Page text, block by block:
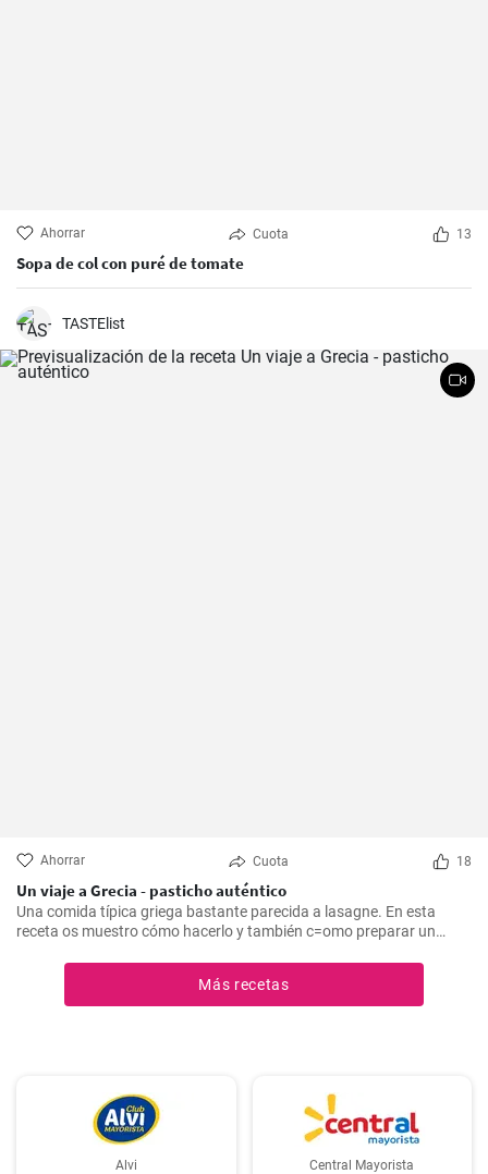
Ahorrar Cuota 13
Sopa de col con puré de tomate
TASTElist
Ahorrar Cuota 18
Un viaje a Grecia - pasticho auténtico
Una comida típica griega bastante parecida a lasagne. En esta
receta os muestro cómo hacerlo y también c=omo preparar un
Más recetas
Alvi Central Mayorista